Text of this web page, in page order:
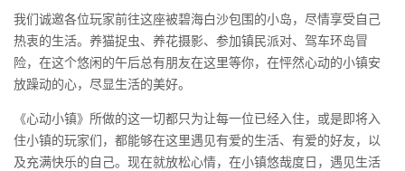
我们诚邀各位玩家前往这座被碧海白沙包围的小岛，尽情享受自己
热衷的生活。养猫捉虫、养花摄影、参加镇民派对、驾车环岛冒
险，在这个悠闲的午后总有朋友在这里等你，在怦然心动的小镇安
放躁动的心，尽显生活的美好。
《心动小镇》所做的这一切都只为让每一位已经入住，或是即将入
住小镇的玩家们，都能够在这里遇见有爱的生活、有爱的好友，以
及充满快乐的自己。现在就放松心情，在小镇悠哉度日，遇见生活